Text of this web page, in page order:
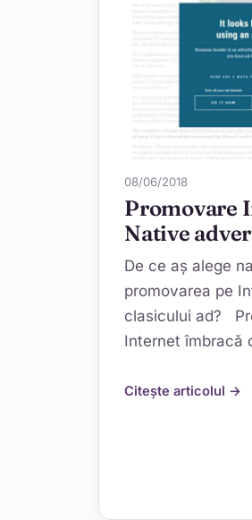
08/06/2018
Promovare
Native
De ce aș alege
promovarea pe
clasicului ad?
Internet îmbracă
Citește articolul →